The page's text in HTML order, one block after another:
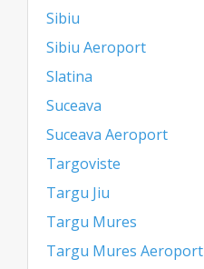
Sibiu
Sibiu Aeroport
Slatina
Suceava
Suceava Aeroport
Targoviste
Targu Jiu
Targu Mures
Targu Mures Aeroport